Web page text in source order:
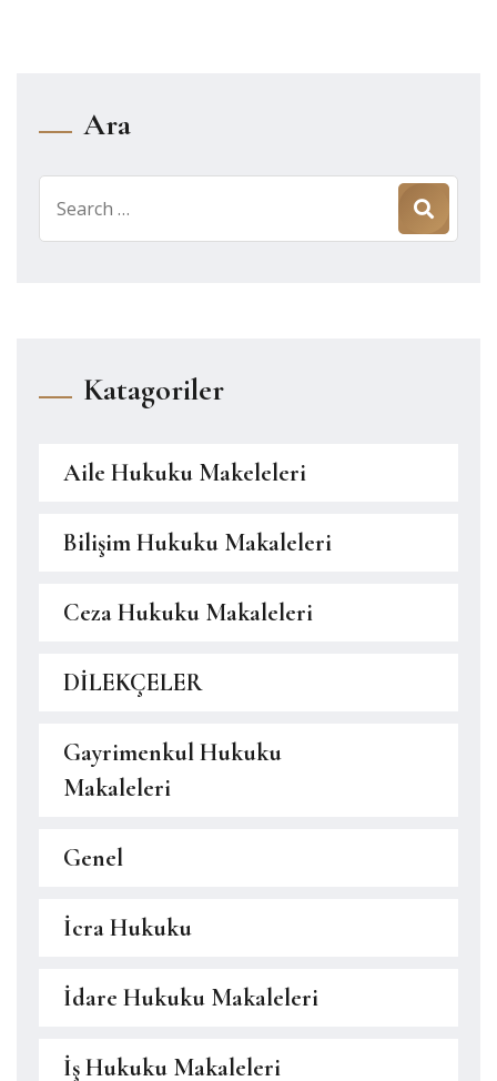
Ara
for:
Katagoriler
Aile Hukuku Makeleleri
Bilişim Hukuku Makaleleri
Ceza Hukuku Makaleleri
DİLEKÇELER
Gayrimenkul Hukuku
Makaleleri
Genel
İcra Hukuku
İdare Hukuku Makaleleri
İş Hukuku Makaleleri